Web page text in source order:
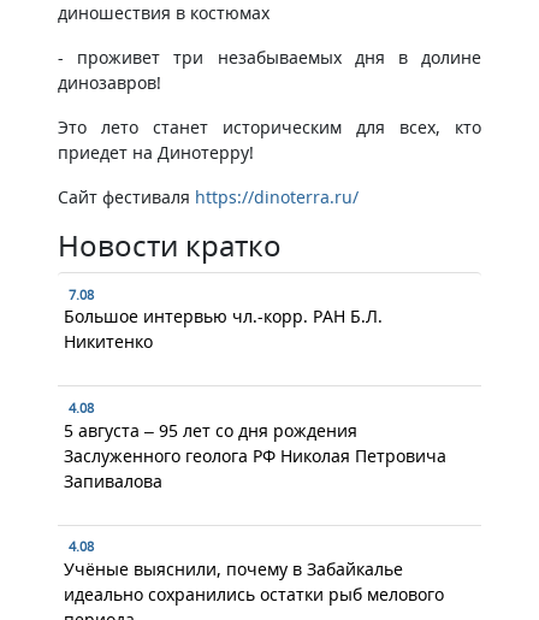
диношествия в костюмах
- проживет три незабываемых дня в долине
динозавров!
Это лето станет историческим для всех, кто
приедет на Динотерру!
Сайт фестиваля https://dinoterra.ru/
Новости кратко
7.08
Большое интервью чл.-корр. РАН Б.Л.
Никитенко
4.08
5 августа – 95 лет со дня рождения
Заслуженного геолога РФ Николая Петровича
Запивалова
4.08
Учёные выяснили, почему в Забайкалье
идеально сохранились остатки рыб мелового